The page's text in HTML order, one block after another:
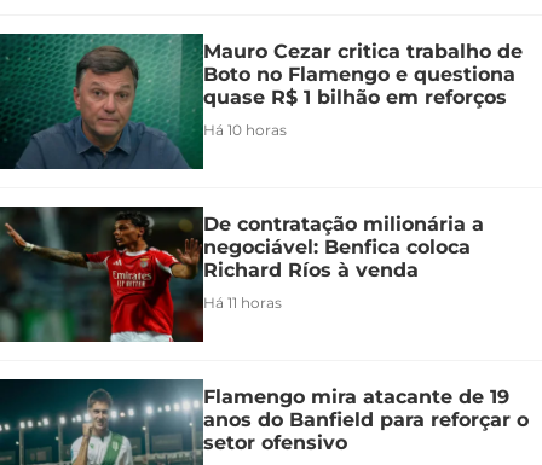
Mauro Cezar critica trabalho de
Boto no Flamengo e questiona
quase R$ 1 bilhão em reforços
Há 10 horas
De contratação milionária a
negociável: Benfica coloca
Richard Ríos à venda
Há 11 horas
Flamengo mira atacante de 19
anos do Banfield para reforçar o
setor ofensivo